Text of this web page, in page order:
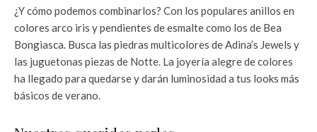
¿Y cómo podemos combinarlos? Con los populares anillos en
colores arco iris y pendientes de esmalte como los de Bea
Bongiasca. Busca las piedras multicolores de Adina’s Jewels y
las juguetonas piezas de Notte. La joyería alegre de colores
ha llegado para quedarse y darán luminosidad a tus looks más
básicos de verano.